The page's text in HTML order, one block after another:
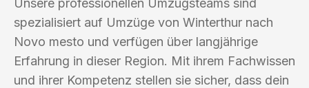
Unsere professionellen Umzugsteams sind
spezialisiert auf Umzüge von Winterthur nach
Novo mesto und verfügen über langjährige
Erfahrung in dieser Region. Mit ihrem Fachwissen
und ihrer Kompetenz stellen sie sicher, dass dein